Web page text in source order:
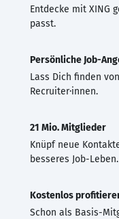
Entdecke mit XING
passt.
Persönliche Job-
Lass Dich finden
Recruiter·innen.
21 Mio. Mitglieder
Knüpf neue
besseres Job-Leben.
Kostenlos
Schon als Basis-